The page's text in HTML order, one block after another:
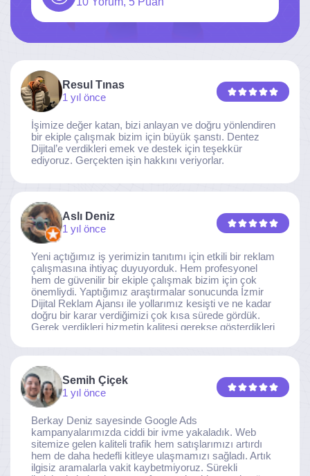
Resul Tınas
1 yıl önce
İşimize değer katan, bizi anlayan ve doğru yönlendiren
bir ekiple çalışmak bizim için büyük şanstı. Dentez
Dijital’e verdikleri emek ve destek için teşekkür
ediyoruz. Gerçekten işin hakkını veriyorlar.
Aslı Deniz
1 yıl önce
Yeni açtığımız iş yerimizin tanıtımı için etkili bir reklam
çalışmasına ihtiyaç duyuyorduk. Hem profesyonel
hem de güvenilir bir ekiple çalışmak bizim için çok
önemliydi. Yaptığımız araştırmalar sonucunda İzmir
Dijital Reklam Ajansı ile yollarımız kesişti ve ne kadar
doğru bir karar verdiğimizi çok kısa sürede gördük.
Gerek verdikleri hizmetin kalitesi gerekse gösterdikleri
noktaya ulaştı. Kaliteden asla taviz vermeyen, her
ekibine gönülden teşekkür ederiz.
Semih Çiçek
1 yıl önce
Berkay Deniz sayesinde Google Ads
kampanyalarımızda ciddi bir ivme yakaladık. Web
sitemize gelen kaliteli trafik hem satışlarımızı artırdı
hem de daha hedefli kitleye ulaşmamızı sağladı. Artık
ilgisiz aramalarla vakit kaybetmiyoruz. Sürekli